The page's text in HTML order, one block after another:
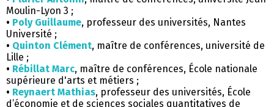
Moulin-Lyon 3 ;
• Poly Guillaume, professeur des universités, Nantes
Université ;
• Quinton Clément, maître de conférences, université de
Lille ;
• Rébillat Marc, maître de conférences, École nationale
supérieure d'arts et métiers ;
• Reynaert Mathias, professeur des universités, École
d’économie et de sciences sociales quantitatives de